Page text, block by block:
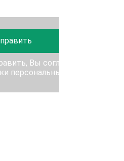
Вы соглашаетесь с
персональных данных